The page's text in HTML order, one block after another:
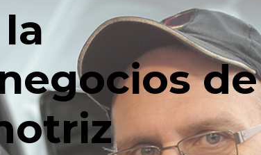
de